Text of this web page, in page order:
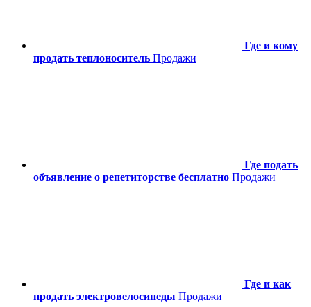
Где и кому
продать теплоноситель Продажи
Где подать
объявление о репетиторстве бесплатно Продажи
Где и как
продать электровелосипеды Продажи